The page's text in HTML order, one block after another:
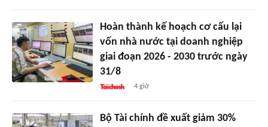
Hoàn thành kế hoạch cơ cấu lại
vốn nhà nước tại doanh nghiệp
giai đoạn 2026 - 2030 trước ngày
31/8
4 giờ
Bộ Tài chính đề xuất giảm 30%